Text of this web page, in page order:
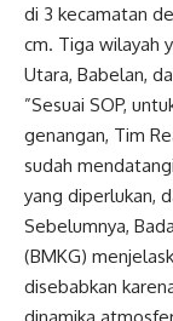
di 3 kecamatan
cm. Tiga wilayah
Utara, Babelan,
”Sesuai SOP,
genangan, Tim
sudah
yang diperlukan,
Sebelumnya,
(BMKG)
disebabkan
dinamika